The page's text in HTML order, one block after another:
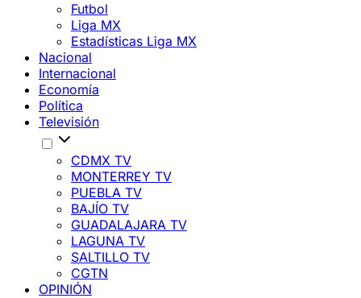
Futbol
Liga MX
Estadísticas Liga MX
Nacional
Internacional
Economía
Política
Televisión
CDMX TV
MONTERREY TV
PUEBLA TV
BAJÍO TV
GUADALAJARA TV
LAGUNA TV
SALTILLO TV
CGTN
OPINIÓN